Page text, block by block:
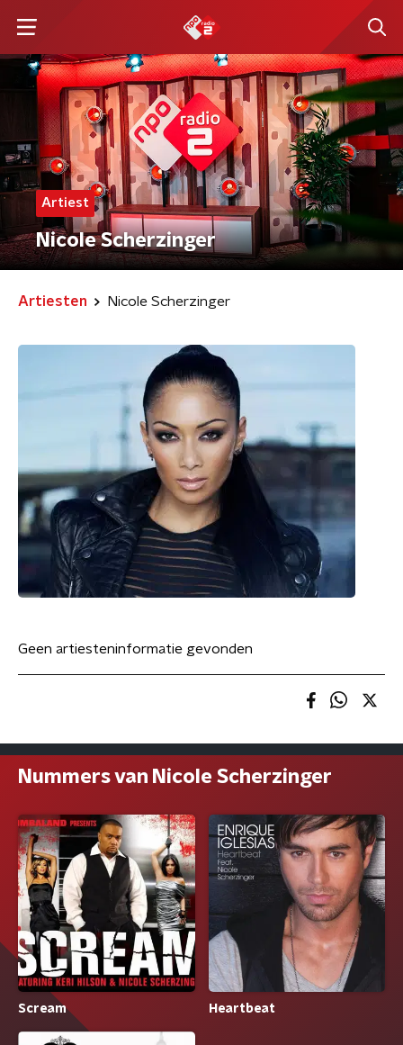
Artiest
Nicole Scherzinger
Artiesten Nicole Scherzinger
Geen artiesteninformatie gevonden
Nummers van Nicole Scherzinger
Scream Heartbeat